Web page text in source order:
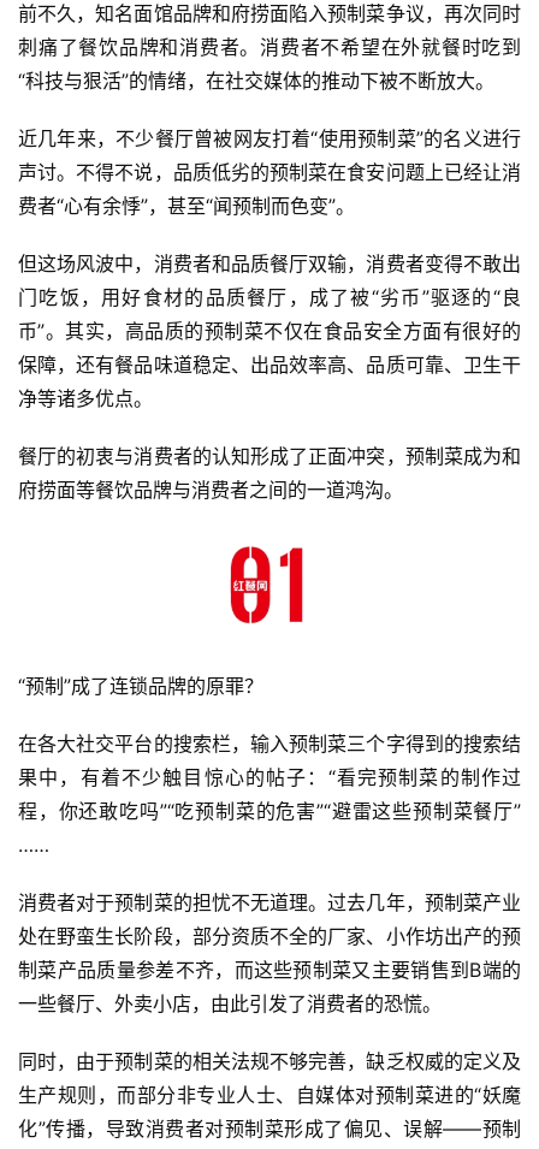
前不久，知名面馆品牌和府捞面陷入预制菜争议，再次同时
刺痛了餐饮品牌和消费者。消费者不希望在外就餐时吃到
“科技与狠活”的情绪，在社交媒体的推动下被不断放大。
近几年来，不少餐厅曾被网友打着“使用预制菜”的名义进行
声讨。不得不说，品质低劣的预制菜在食安问题上已经让消
费者“心有余悸”，甚至“闻预制而色变”。
但这场风波中，消费者和品质餐厅双输，消费者变得不敢出
门吃饭，用好食材的品质餐厅，成了被“劣币”驱逐的“良
币”。其实，高品质的预制菜不仅在食品安全方面有很好的
保障，还有餐品味道稳定、出品效率高、品质可靠、卫生干
净等诸多优点。
餐厅的初衷与消费者的认知形成了正面冲突，预制菜成为和
府捞面等餐饮品牌与消费者之间的一道鸿沟。
“预制”成了连锁品牌的原罪？
在各大社交平台的搜索栏，输入预制菜三个字得到的搜索结
果中，有着不少触目惊心的帖子：“看完预制菜的制作过
程，你还敢吃吗”“吃预制菜的危害”“避雷这些预制菜餐厅”
……
消费者对于预制菜的担忧不无道理。过去几年，预制菜产业
处在野蛮生长阶段，部分资质不全的厂家、小作坊出产的预
制菜产品质量参差不齐，而这些预制菜又主要销售到B端的
一些餐厅、外卖小店，由此引发了消费者的恐慌。
同时，由于预制菜的相关法规不够完善，缺乏权威的定义及
生产规则，而部分非专业人士、自媒体对预制菜进的“妖魔
化”传播，导致消费者对预制菜形成了偏见、误解——预制